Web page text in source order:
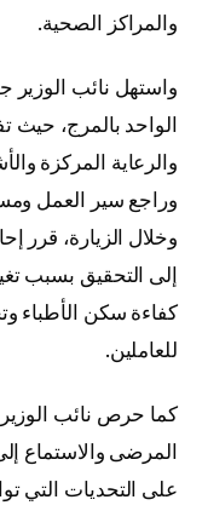
والمراكز الصحية.
واستهل نائب الوزير
الواحد بالمرج، حيث
والرعاية المركزة
وراجع سير العمل
وخلال الزيارة، قرر
إلى التحقيق بسبب
كفاءة سكن الأطباء
للعاملين.
كما حرص نائب
المرضى والاستماع
على التحديات التي